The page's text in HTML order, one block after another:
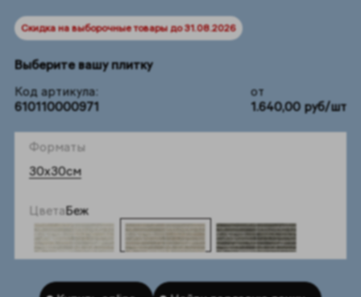
Скидка на выборочные товары до 31.08.2026
Выберите вашу плитку
Код артикула:
610110000971
от
1.640,00 руб/шт
Форматы
30x30см
ЦветаБеж